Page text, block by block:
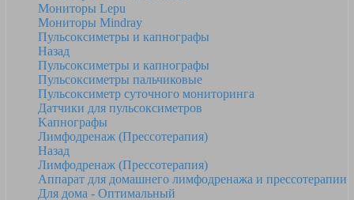
Мониторы Lepu
Мониторы Mindray
Пульсоксиметры и капнографы
Назад
Пульсоксиметры и капнографы
Пульсоксиметры пальчиковые
Пульсоксиметр суточного мониторинга
Датчики для пульсоксиметров
Kапнографы
Лимфодренаж (Прессотерапия)
Назад
Лимфодренаж (Прессотерапия)
Аппарат для домашнего лимфодренажа и прессотерапии
Для дома - Оптимальный